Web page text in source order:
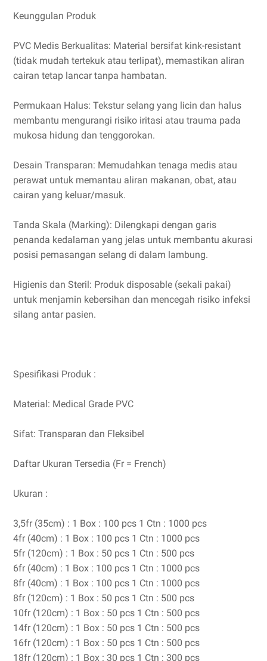
Keunggulan Produk
PVC Medis Berkualitas: Material bersifat kink-resistant
(tidak mudah tertekuk atau terlipat), memastikan aliran
cairan tetap lancar tanpa hambatan.
Permukaan Halus: Tekstur selang yang licin dan halus
membantu mengurangi risiko iritasi atau trauma pada
mukosa hidung dan tenggorokan.
Desain Transparan: Memudahkan tenaga medis atau
perawat untuk memantau aliran makanan, obat, atau
cairan yang keluar/masuk.
Tanda Skala (Marking): Dilengkapi dengan garis
penanda kedalaman yang jelas untuk membantu akurasi
posisi pemasangan selang di dalam lambung.
Higienis dan Steril: Produk disposable (sekali pakai)
untuk menjamin kebersihan dan mencegah risiko infeksi
silang antar pasien.
Spesifikasi Produk :
Material: Medical Grade PVC
Sifat: Transparan dan Fleksibel
Daftar Ukuran Tersedia (Fr = French)
Ukuran :
3,5fr (35cm) : 1 Box : 100 pcs 1 Ctn : 1000 pcs
4fr (40cm) : 1 Box : 100 pcs 1 Ctn : 1000 pcs
5fr (120cm) : 1 Box : 50 pcs 1 Ctn : 500 pcs
6fr (40cm) : 1 Box : 100 pcs 1 Ctn : 1000 pcs
8fr (40cm) : 1 Box : 100 pcs 1 Ctn : 1000 pcs
8fr (120cm) : 1 Box : 50 pcs 1 Ctn : 500 pcs
10fr (120cm) : 1 Box : 50 pcs 1 Ctn : 500 pcs
14fr (120cm) : 1 Box : 50 pcs 1 Ctn : 500 pcs
16fr (120cm) : 1 Box : 50 pcs 1 Ctn : 500 pcs
18fr (120cm) : 1 Box : 30 pcs 1 Ctn : 300 pcs